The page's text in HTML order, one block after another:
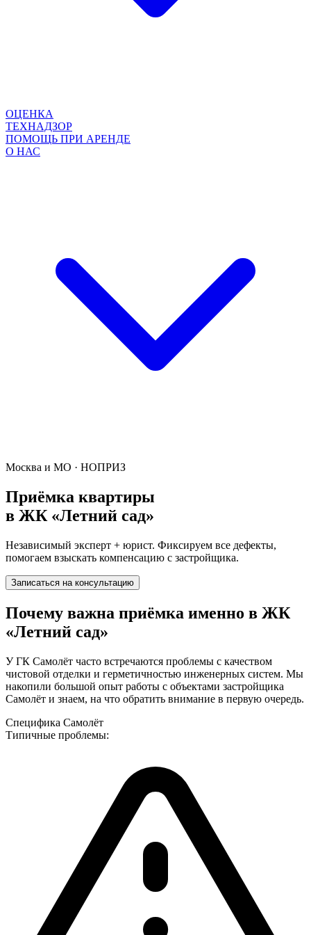
ОЦЕНКА
ТЕХНАДЗОР
ПОМОЩЬ ПРИ АРЕНДЕ
О НАС
Москва и МО · НОПРИЗ
Приёмка квартиры
в ЖК «Летний сад»
Независимый эксперт + юрист. Фиксируем все дефекты,
помогаем взыскать компенсацию с застройщика.
Записаться на консультацию
Почему важна приёмка именно в ЖК
«Летний сад»
У ГК Самолёт часто встречаются проблемы с качеством
чистовой отделки и герметичностью инженерных систем. Мы
накопили большой опыт работы с объектами застройщика
Самолёт и знаем, на что обратить внимание в первую очередь.
Специфика Самолёт
Типичные проблемы: